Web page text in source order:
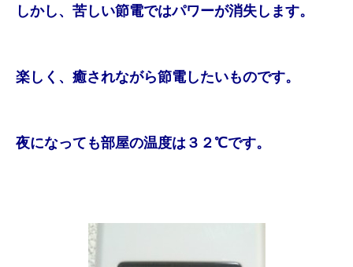
しかし、苦しい節電ではパワーが消失します。
楽しく、癒されながら節電したいものです。
夜になっても部屋の温度は３２℃です。